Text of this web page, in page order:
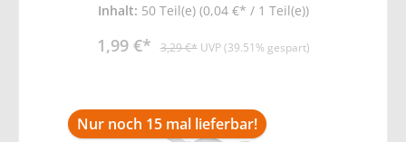
Inhalt: 50 Teil(e) (0,04 €* / 1 Teil(e))
1,99 €* 3,29 €* UVP (39.51% gespart)
Nur noch 15 mal lieferbar!